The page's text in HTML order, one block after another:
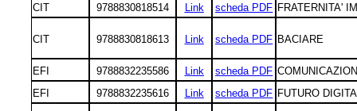
CIT 9788830818514 Link scheda PDF FRATERNITA'
CIT 9788830818613 Link scheda PDF BACIARE
EFI 9788832235586 Link scheda PDF
EFI
9788832235616 Link scheda PDF FUTURO